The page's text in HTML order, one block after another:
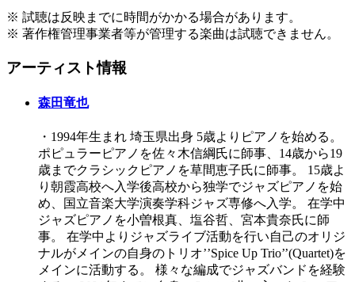
※ 試聴は反映までに時間がかかる場合があります。
※ 著作権管理事業者等が管理する楽曲は試聴できません。
アーティスト情報
森田竜也
・1994年生まれ 埼玉県出身 5歳よりピアノを始める。
ポピュラーピアノを佐々木信綱氏に師事、14歳から19
歳までクラシックピアノを草間恵子氏に師事。 15歳よ
り朝霞高校へ入学後高校から独学でジャズピアノを始
め、国立音楽大学演奏学科ジャズ専修へ入学。 在学中
ジャズピアノを小曽根真、塩谷哲、宮本貴奈氏に師
事。 在学中よりジャズライブ活動を行い自己のオリジ
ナルがメインの自身のトリオ’’Spice Up Trio’’(Quartet)を
メインに活動する。 様々な編成でジャズバンドを経験